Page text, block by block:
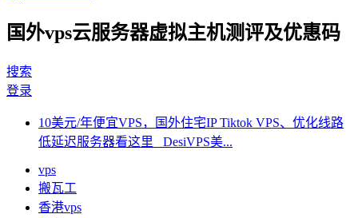
国外vps云服务器虚拟主机测评及优惠码
搜索
登录
10美元/年便宜VPS，国外住宅IP Tiktok VPS、优化线路
低延迟服务器看这里 DesiVPS美...
vps
搬瓦工
香港vps